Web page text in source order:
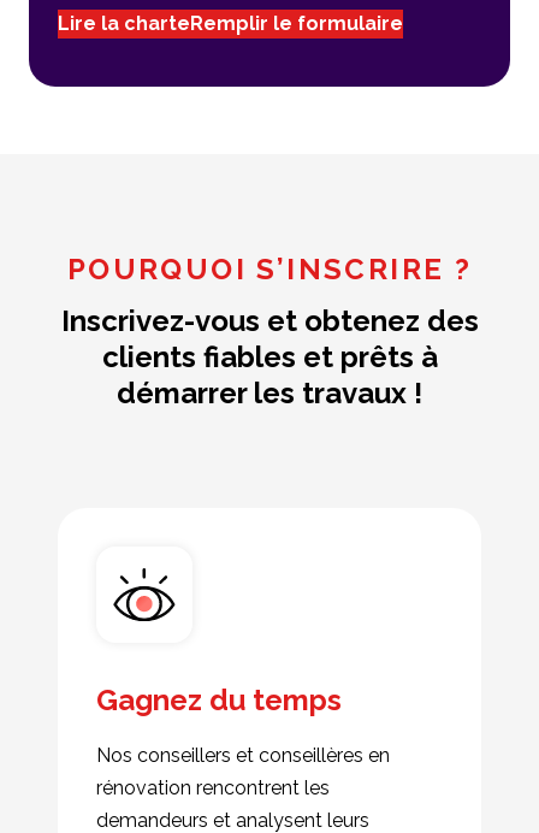
Lire la charteRemplir le formulaire
POURQUOI S’INSCRIRE ?
Inscrivez-vous et obtenez des
clients fiables et prêts à
démarrer les travaux !
Gagnez du temps
Nos conseillers et conseillères en
rénovation rencontrent les
demandeurs et analysent leurs